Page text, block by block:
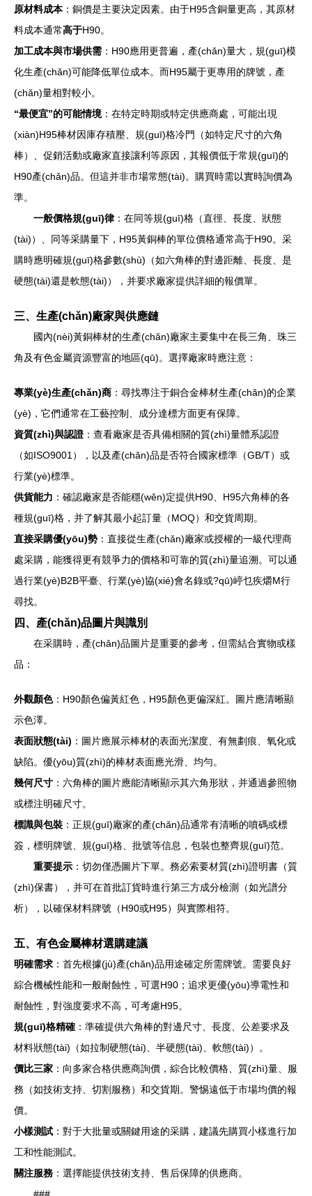
原材料成本：銅價是主要決定因素。由于H95含銅量更高，其原材
料成本通常高于H90。
加工成本與市場供需 ：H90應用更普遍，產(chǎn)量大，規(guī)模
化生產(chǎn)可能降低單位成本。而H95屬于更專用的牌號，產
(chǎn)量相對較小。
“最便宜”的可能情境：在特定時期或特定供應商處，可能出現
(xiàn)H95棒材因庫存積壓、規(guī)格冷門（如特定尺寸的六角
棒）、促銷活動或廠家直接讓利等原因，其報價低于常規(guī)的
H90產(chǎn)品。但這并非市場常態(tài)。購買時需以實時詢價為
準。
一般價格規(guī)律：在同等規(guī)格（直徑、長度、狀態
(tài)）、同等采購量下，H95黃銅棒的單位價格通常高于H90。采
購時應明確規(guī)格參數(shù)（如六角棒的對邊距離、長度、是
硬態(tài)還是軟態(tài)），并要求廠家提供詳細的報價單。
三、生產(chǎn)廠家與供應鏈
國內(nèi)黃銅棒材的生產(chǎn)廠家主要集中在長三角、珠三
角及有色金屬資源豐富的地區(qū)。選擇廠家時應注意：
專業(yè)生產(chǎn)商 ：尋找專注于銅合金棒材生產(chǎn)的企業
(yè)，它們通常在工藝控制、成分達標方面更有保障。
資質(zhì)與認證：查看廠家是否具備相關的質(zhì)量體系認證
（如ISO9001），以及產(chǎn)品是否符合國家標準（GB/T）或
行業(yè)標準。
供貨能力 ：確認廠家是否能穩(wěn)定提供H90、H95六角棒的各
種規(guī)格，并了解其最小起訂量（MOQ）和交貨周期。
直接采購優(yōu)勢 ：直接從生產(chǎn)廠家或授權的一級代理商
處采購，能獲得更有競爭力的價格和可靠的質(zhì)量追溯。可以通
過行業(yè)B2B平臺、行業(yè)協(xié)會名錄或?qū)嵉乜疾爝M行
尋找。
四、產(chǎn)品圖片與識別
在采購時，產(chǎn)品圖片是重要的參考，但需結合實物或樣
品：
外觀顏色：H90顏色偏黃紅色，H95顏色更偏深紅。圖片應清晰顯
示色澤。
表面狀態(tài) ：圖片應展示棒材的表面光潔度、有無劃痕、氧化或
缺陷。優(yōu)質(zhì)的棒材表面應光滑、均勻。
幾何尺寸 ：六角棒的圖片應能清晰顯示其六角形狀，并通過參照物
或標注明確尺寸。
標識與包裝 ：正規(guī)廠家的產(chǎn)品通常有清晰的噴碼或標
簽，標明牌號、規(guī)格、批號等信息，包裝也整齊規(guī)范。
重要提示 ：切勿僅憑圖片下單。務必索要材質(zhì)證明書（質
(zhì)保書），并可在首批訂貨時進行第三方成分檢測（如光譜分
析），以確保材料牌號（H90或H95）與實際相符。
五、有色金屬棒材選購建議
明確需求 ：首先根據(jù)產(chǎn)品用途確定所需牌號。需要良好
綜合機械性能和一般耐蝕性，可選H90；追求更優(yōu)導電性和
耐蝕性，對強度要求不高，可考慮H95。
規(guī)格精確 ：準確提供六角棒的對邊尺寸、長度、公差要求及
材料狀態(tài)（如拉制硬態(tài)、半硬態(tài)、軟態(tài)）。
價比三家 ：向多家合格供應商詢價，綜合比較價格、質(zhì)量、服
務（如技術支持、切割服務）和交貨期。警惕遠低于市場均價的報
價。
小樣測試 ：對于大批量或關鍵用途的采購，建議先購買小樣進行加
工和性能測試。
關注服務 ：選擇能提供技術支持、售后保障的供應商。